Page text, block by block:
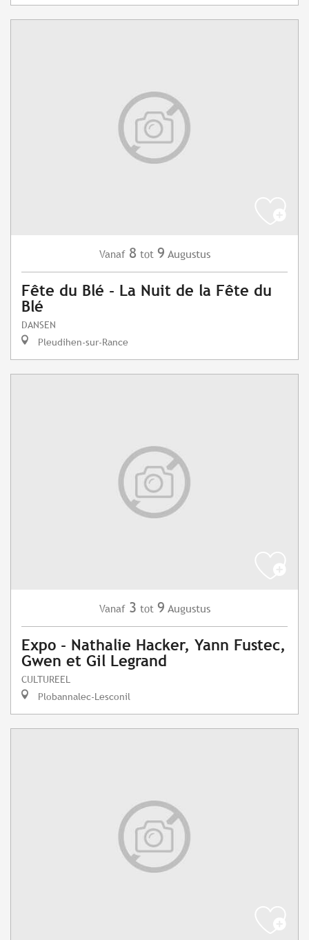
Vanaf 8 tot 9 Augustus
Fête du Blé - La Nuit de la Fête du
Blé
DANSEN
Pleudihen-sur-Rance
Vanaf 3 tot 9 Augustus
Expo - Nathalie Hacker, Yann Fustec,
Gwen et Gil Legrand
CULTUREEL
Plobannalec-Lesconil